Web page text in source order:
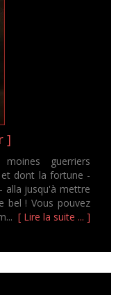
]
guerriers
dont la fortune -
alla jusqu'à mettre
bel ! Vous pouvez
[ Lire la suite ... ]